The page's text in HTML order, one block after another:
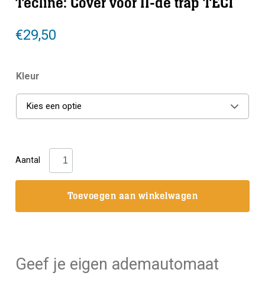
€29,50
Kleur
Kies een optie
Aantal
Tecline:
Cover
TEC1
aantal
Toevoegen aan winkelwagen
Geef je eigen ademautomaat